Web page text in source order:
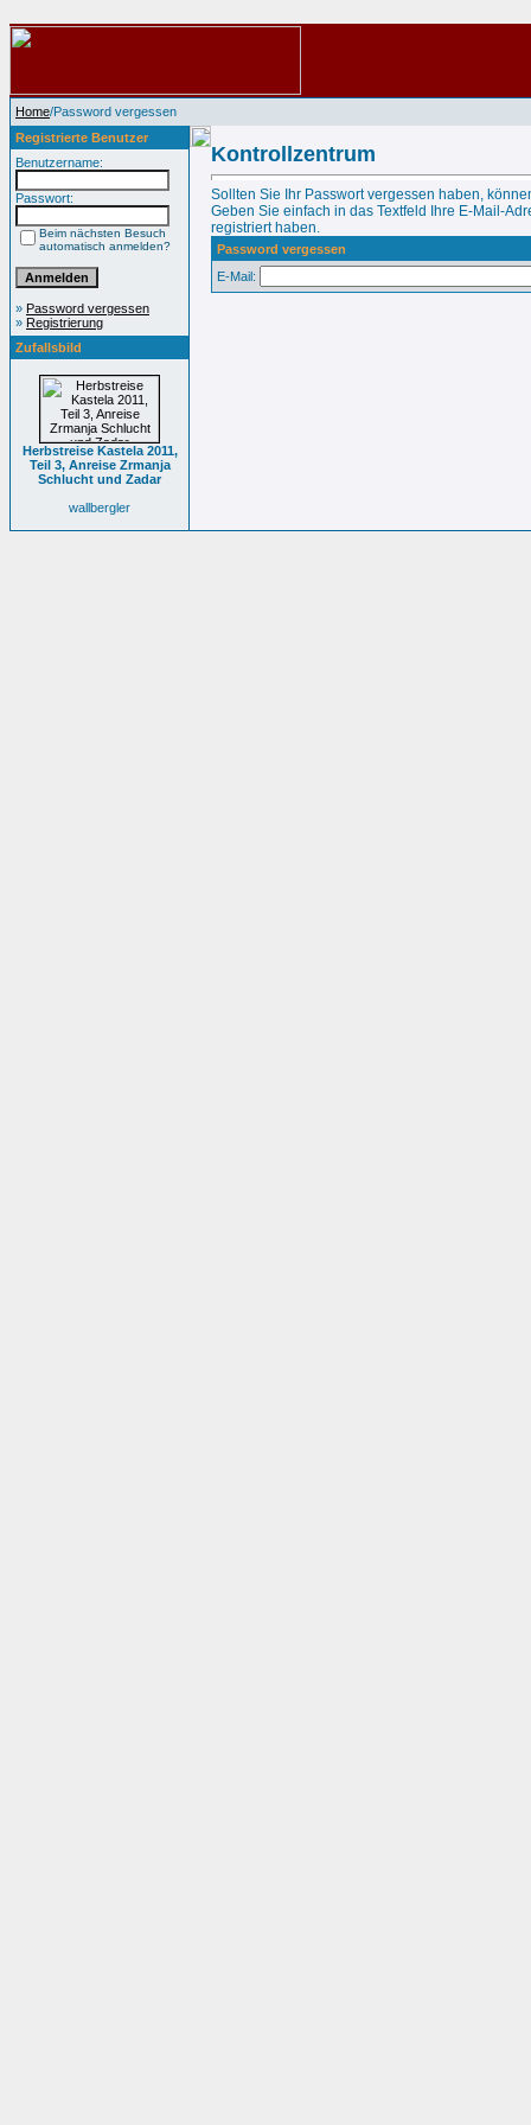
Home/Password vergessen
Registrierte Benutzer
Benutzername:
Passwort:
Beim nächsten Besuch
automatisch anmelden?
» Password vergessen
» Registrierung
Zufallsbild
Herbstreise Kastela 2011,
Teil 3, Anreise Zrmanja
Schlucht und Zadar
wallbergler
Kontrollzentrum
Sollten Sie Ihr Passwort vergessen haben,
Geben Sie einfach in das Textfeld Ihre E-Mail-
registriert haben.
Password vergessen
E-Mail: